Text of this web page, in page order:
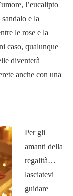
l’eucalipto
e la
le rose e la
caso, qualunque
diventerà
anche con una
Per gli
amanti della
regalità…
lasciatevi
guidare